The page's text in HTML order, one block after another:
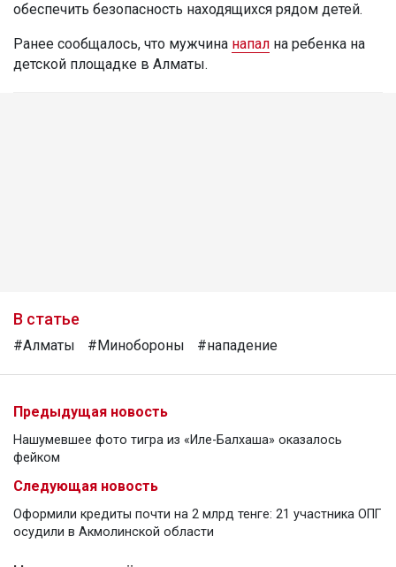
обеспечить безопасность находящихся рядом детей.
Ранее сообщалось, что мужчина напал на ребенка на
детской площадке в Алматы.
В статье
#Алматы #Минобороны #нападение
Предыдущая новость
Нашумевшее фото тигра из «Иле-Балхаша» оказалось
фейком
Следующая новость
Оформили кредиты почти на 2 млрд тенге: 21 участника ОПГ
осудили в Акмолинской области